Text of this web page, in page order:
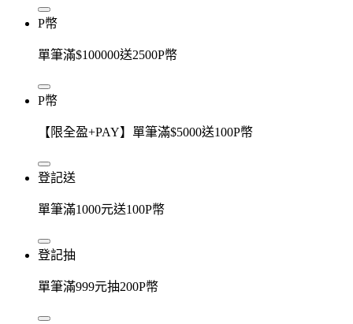
P幣
單筆滿$100000送2500P幣
P幣
【限全盈+PAY】單筆滿$5000送100P幣
登記送
單筆滿1000元送100P幣
登記抽
單筆滿999元抽200P幣